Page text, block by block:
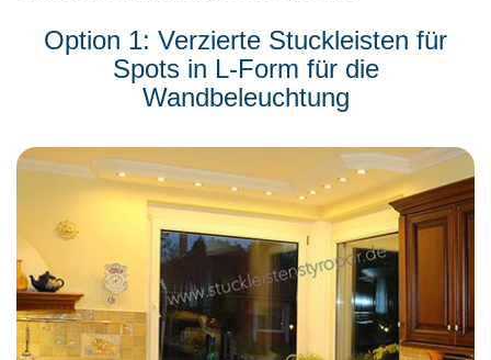
Option 1: Verzierte Stuckleisten für
Spots in L-Form für die
Wandbeleuchtung